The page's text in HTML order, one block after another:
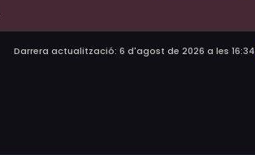
Darrera actualització: 6 d'agost de 2026 a les 16:34